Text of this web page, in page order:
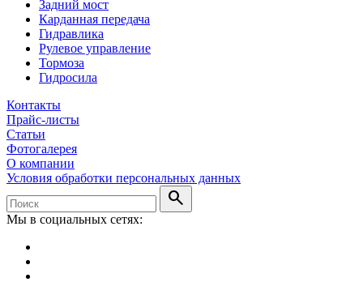
Задний мост
Карданная передача
Гидравлика
Рулевое управление
Тормоза
Гидросила
Контакты
Прайс-листы
Статьи
Фотогалерея
О компании
Условия обработки персональных данных
search
Мы в социальных сетях: